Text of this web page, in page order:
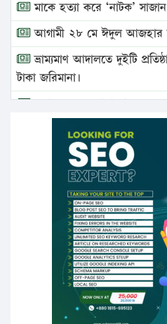
মাকে হত্যা করে ‘নাটক’
আগামী ২৮ মে ঈদুল আজহার
ভ্রাম্যমাণ আদালতে দুইটি
টাকা জরিমানা।
এবার লঞ্চের ভাড়া বাড়ল
১৭ থেকে ২১ শতাংশ বিদ্যুতের
১৬ মে চাঁদপুর ও ২৫ মে ফেনী
উচ্চশিক্ষায় গৌরবময় অর্জন: পূর্ণ
পিএইচডি করছেন কুয়েটের কৃতি…
সারা দেশে বজ্রাঘাতে ১৪ জনের
কঠোর হচ্ছে এসএসসি ও
ফরিদগঞ্জে আগুনে পুড়লো ৬